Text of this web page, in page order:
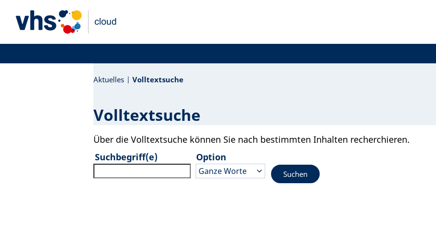
Aktuelles Volltextsuche
Volltextsuche
Über die Volltextsuche können Sie nach bestimmten Inhalten recherchieren.
Suchbegriff(e)
Option